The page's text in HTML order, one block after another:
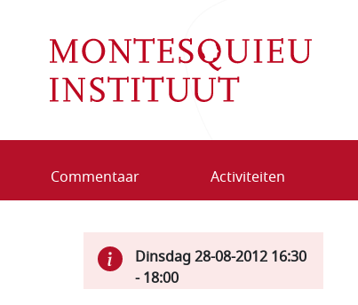
Commentaar Activiteiten
Dinsdag 28-08-2012 16:30
-18:00